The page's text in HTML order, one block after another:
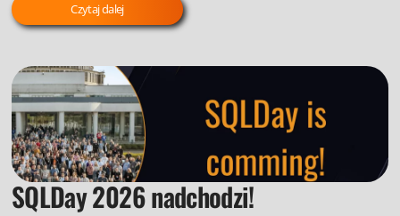
Czytaj dalej
SQLDay 2026 nadchodzi!